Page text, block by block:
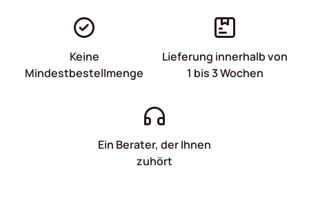
Keine
Mindestbestellmenge
Lieferung innerhalb von
1 bis 3 Wochen
Ein Berater, der Ihnen
zuhört